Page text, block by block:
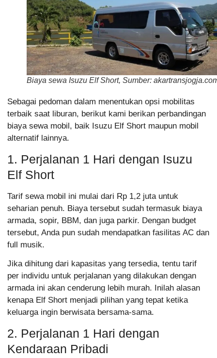
Biaya sewa Isuzu Elf Short, Sumber:
Sebagai pedoman dalam menentukan opsi mobilitas
terbaik saat liburan, berikut kami berikan perbandingan
biaya sewa mobil, baik Isuzu Elf Short maupun mobil
alternatif lainnya.
1. Perjalanan 1 Hari dengan Isuzu
Elf Short
Tarif sewa mobil ini mulai dari Rp 1,2 juta untuk
seharian penuh. Biaya tersebut sudah termasuk biaya
armada, sopir, BBM, dan juga parkir. Dengan budget
tersebut, Anda pun sudah mendapatkan fasilitas AC dan
full musik.
Jika dihitung dari kapasitas yang tersedia, tentu tarif
per individu untuk perjalanan yang dilakukan dengan
armada ini akan cenderung lebih murah. Inilah alasan
kenapa Elf Short menjadi pilihan yang tepat ketika
keluarga ingin berwisata bersama-sama.
2. Perjalanan 1 Hari dengan
Kendaraan Pribadi